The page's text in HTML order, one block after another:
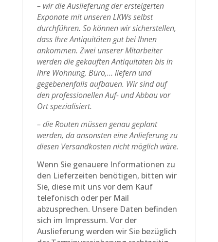
– wir die Auslieferung der ersteigerten
Exponate mit unseren LKWs selbst
durchführen. So können wir sicherstellen,
dass Ihre Antiquitäten gut bei Ihnen
ankommen. Zwei unserer Mitarbeiter
werden die gekauften Antiquitäten bis in
ihre Wohnung, Büro,… liefern und
gegebenenfalls aufbauen. Wir sind auf
den professionellen Auf- und Abbau vor
Ort spezialisiert.
– die Routen müssen genau geplant
werden, da ansonsten eine Anlieferung zu
diesen Versandkosten nicht möglich wäre.
Wenn Sie genauere Informationen zu
den Lieferzeiten benötigen, bitten wir
Sie, diese mit uns vor dem Kauf
telefonisch oder per Mail
abzusprechen. Unsere Daten befinden
sich im Impressum. Vor der
Auslieferung werden wir Sie bezüglich